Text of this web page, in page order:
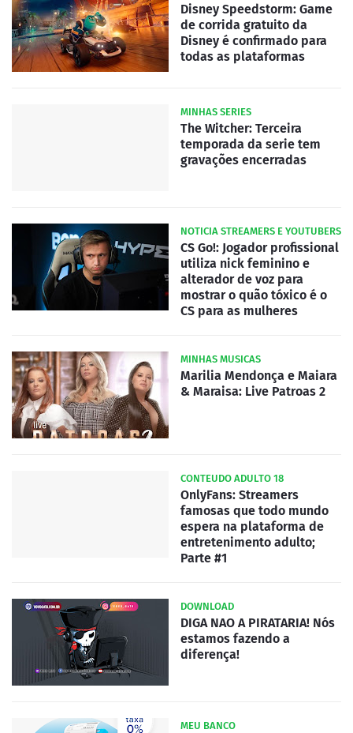
Disney Speedstorm: Game
de corrida gratuito da
Disney é confirmado para
todas as plataformas
MINHAS SERIES
The Witcher: Terceira
temporada da serie tem
gravações encerradas
NOTICIA STREAMERS E YOUTUBERS
CS Go!: Jogador profissional
utiliza nick feminino e
alterador de voz para
mostrar o quão tóxico é o
CS para as mulheres
MINHAS MUSICAS
Marilia Mendonça e Maiara
& Maraisa: Live Patroas 2
CONTEUDO ADULTO 18
OnlyFans: Streamers
famosas que todo mundo
espera na plataforma de
entretenimento adulto;
Parte #1
DOWNLOAD
DIGA NAO A PIRATARIA! Nós
estamos fazendo a
diferença!
MEU BANCO